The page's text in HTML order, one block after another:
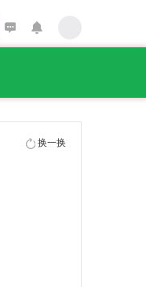
换一换